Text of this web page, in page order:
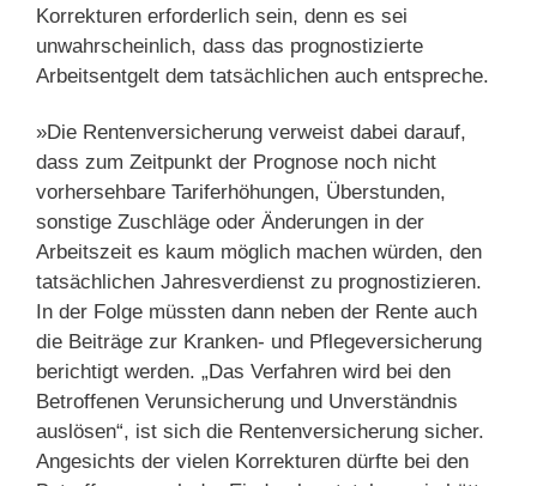
Korrekturen erforderlich sein, denn es sei
unwahrscheinlich, dass das prognostizierte
Arbeitsentgelt dem tatsächlichen auch entspreche.
»Die Rentenversicherung verweist dabei darauf,
dass zum Zeitpunkt der Prognose noch nicht
vorhersehbare Tariferhöhungen, Überstunden,
sonstige Zuschläge oder Änderungen in der
Arbeitszeit es kaum möglich machen würden, den
tatsächlichen Jahresverdienst zu prognostizieren.
In der Folge müssten dann neben der Rente auch
die Beiträge zur Kranken- und Pflegeversicherung
berichtigt werden. „Das Verfahren wird bei den
Betroffenen Verunsicherung und Unverständnis
auslösen“, ist sich die Rentenversicherung sicher.
Angesichts der vielen Korrekturen dürfte bei den